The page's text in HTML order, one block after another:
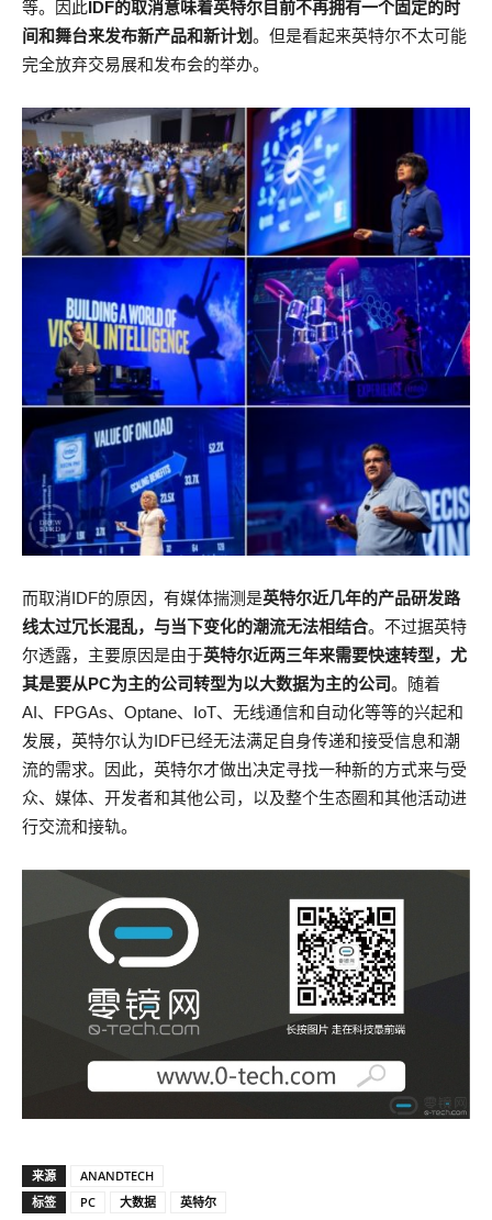
等。因此IDF的取消意味着英特尔目前不再拥有一个固定的时
间和舞台来发布新产品和新计划。但是看起来英特尔不太可能
完全放弃交易展和发布会的举办。
而取消IDF的原因，有媒体揣测是英特尔近几年的产品研发路
线太过冗长混乱，与当下变化的潮流无法相结合。不过据英特
尔透露，主要原因是由于英特尔近两三年来需要快速转型，尤
其是要从PC为主的公司转型为以大数据为主的公司 。随着
AI、FPGAs、Optane、IoT、无线通信和自动化等等的兴起和
发展，英特尔认为IDF已经无法满足自身传递和接受信息和潮
流的需求。因此，英特尔才做出决定寻找一种新的方式来与受
众、媒体、开发者和其他公司，以及整个生态圈和其他活动进
行交流和接轨。
来源
ANANDTECH
标签
PC 大数据 英特尔